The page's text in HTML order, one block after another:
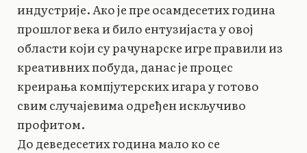
индустрије. Ако је пре осамдесетих година
прошлог века и било ентузијаста у овој
области који су рачунарске игре правили из
креативних побуда, данас је процес
креирања компјутерских игара у готово
свим случајевима одређен искључиво
профитом.
До деведесетих година мало ко се